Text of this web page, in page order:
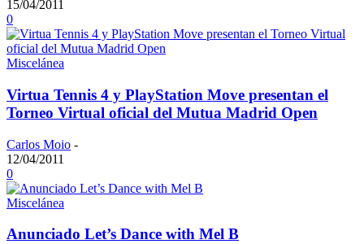
15/04/2011
0
Miscelánea
Virtua Tennis 4 y PlayStation Move presentan el
Torneo Virtual oficial del Mutua Madrid Open
Carlos Moio -
12/04/2011
0
Miscelánea
Anunciado Let’s Dance with Mel B